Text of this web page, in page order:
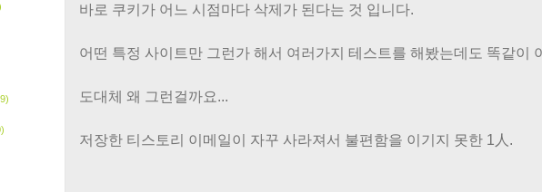
바로 쿠키가 어느 시점마다 삭제가 된다는 것 입니다.
어떤 특정 사이트만 그런가 해서 여러가지 테스트를 해봤는데도 똑같이
도대체 왜 그런걸까요...
저장한 티스토리 이메일이 자꾸 사라져서 불편함을 이기지 못한 1人.